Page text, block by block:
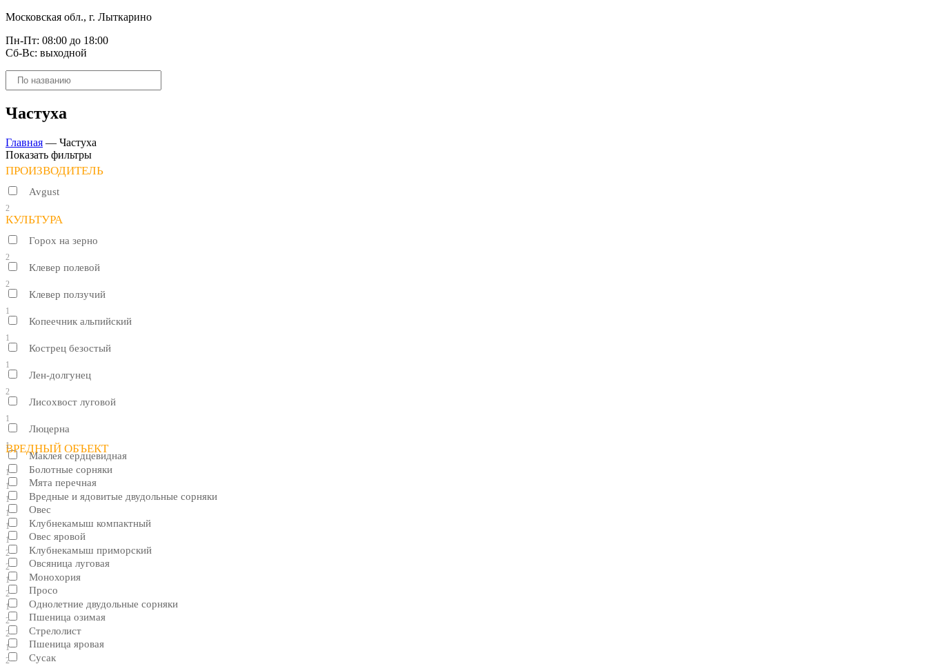
Московская обл., г. Лыткарино
Пн-Пт: 08:00 до 18:00
Сб-Вс: выходной
Поиск
товаров
Частуха
Главная — Частуха
Показать фильтры
ПРОИЗВОДИТЕЛЬ
Avgust
2
КУЛЬТУРА
Горох на зерно
2
Клевер полевой
2
Клевер ползучий
1
Копеечник альпийский
1
Кострец безостый
1
Лен-долгунец
2
Лисохвост луговой
1
Люцерна
1
Маклея сердцевидная
1
Мята перечная
1
Овес
1
Овес яровой
2
Овсяница луговая
1
Просо
1
Пшеница озимая
2
Пшеница яровая
2
ВРЕДНЫЙ ОБЪЕКТ
Болотные сорняки
1
Вредные и ядовитые двудольные сорняки
1
Клубнекамыш компактный
1
Клубнекамыш приморский
2
Монохория
2
Однолетние двудольные сорняки
2
Стрелолист
1
Сусак